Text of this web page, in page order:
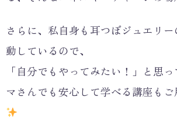
さらに、私自身も耳つぼジュエリ
動しているので、
「自分でもやってみたい！」と思
マさんでも安心して学べる講座も